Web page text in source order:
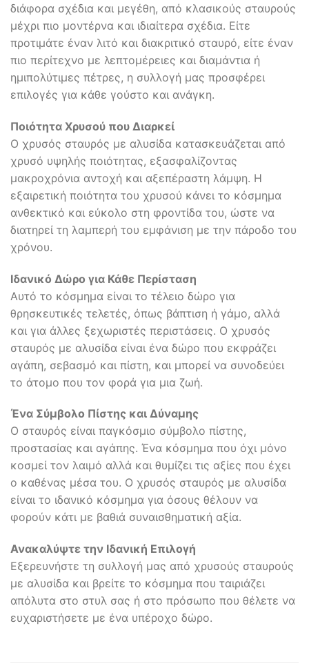
διάφορα σχέδια και μεγέθη, από κλασικούς σταυρούς
μέχρι πιο μοντέρνα και ιδιαίτερα σχέδια. Είτε
προτιμάτε έναν λιτό και διακριτικό σταυρό, είτε έναν
πιο περίτεχνο με λεπτομέρειες και διαμάντια ή
ημιπολύτιμες πέτρες, η συλλογή μας προσφέρει
επιλογές για κάθε γούστο και ανάγκη.
Ποιότητα Χρυσού που Διαρκεί
Ο χρυσός σταυρός με αλυσίδα κατασκευάζεται από
χρυσό υψηλής ποιότητας, εξασφαλίζοντας
μακροχρόνια αντοχή και αξεπέραστη λάμψη. Η
εξαιρετική ποιότητα του χρυσού κάνει το κόσμημα
ανθεκτικό και εύκολο στη φροντίδα του, ώστε να
διατηρεί τη λαμπερή του εμφάνιση με την πάροδο του
χρόνου.
Ιδανικό Δώρο για Κάθε Περίσταση
Αυτό το κόσμημα είναι το τέλειο δώρο για
θρησκευτικές τελετές, όπως βάπτιση ή γάμο, αλλά
και για άλλες ξεχωριστές περιστάσεις. Ο χρυσός
σταυρός με αλυσίδα είναι ένα δώρο που εκφράζει
αγάπη, σεβασμό και πίστη, και μπορεί να συνοδεύει
το άτομο που τον φορά για μια ζωή.
Ένα Σύμβολο Πίστης και Δύναμης
Ο σταυρός είναι παγκόσμιο σύμβολο πίστης,
προστασίας και αγάπης. Ένα κόσμημα που όχι μόνο
κοσμεί τον λαιμό αλλά και θυμίζει τις αξίες που έχει
ο καθένας μέσα του. Ο χρυσός σταυρός με αλυσίδα
είναι το ιδανικό κόσμημα για όσους θέλουν να
φορούν κάτι με βαθιά συναισθηματική αξία.
Ανακαλύψτε την Ιδανική Επιλογή
Εξερευνήστε τη συλλογή μας από χρυσούς σταυρούς
με αλυσίδα και βρείτε το κόσμημα που ταιριάζει
απόλυτα στο στυλ σας ή στο πρόσωπο που θέλετε να
ευχαριστήσετε με ένα υπέροχο δώρο.